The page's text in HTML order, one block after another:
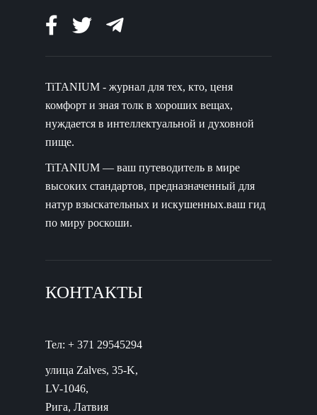
TiTANIUM - журнал для тех, кто, ценя
комфорт и зная толк в хороших вещах,
нуждается в интеллектуальной и духовной
пище.
TiTANIUM — ваш путеводитель в мире
высоких стандартов, предназначенный для
натур взыскательных и искушенных.ваш гид
по миру роскоши.
КОНТАКТЫ
Тел: + 371 29545294
улица Zalves, 35-K,
LV-1046,
Рига, Латвия